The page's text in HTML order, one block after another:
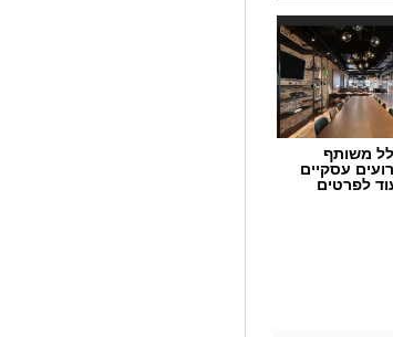
משותף
עסקיים
לפרטים